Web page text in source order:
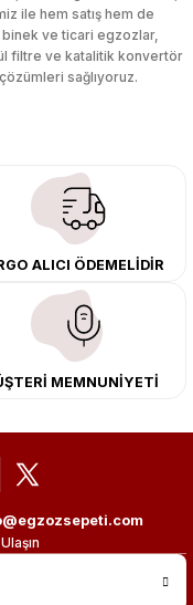
ile hem satış hem de
ve ticari egzozlar,
filtre ve katalitik konvertör
sağlıyoruz.
egzozları ve
aracınızın
İstanbul’daki montaj
her yerine güvenli
değer katmak için doğru
ALICI ÖDEMELİDİR
MEMNUNİYETİ